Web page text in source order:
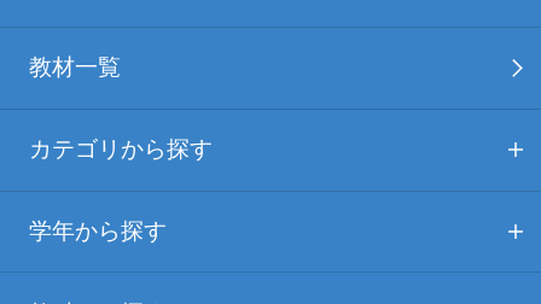
教材一覧
カテゴリから探す
学年から探す